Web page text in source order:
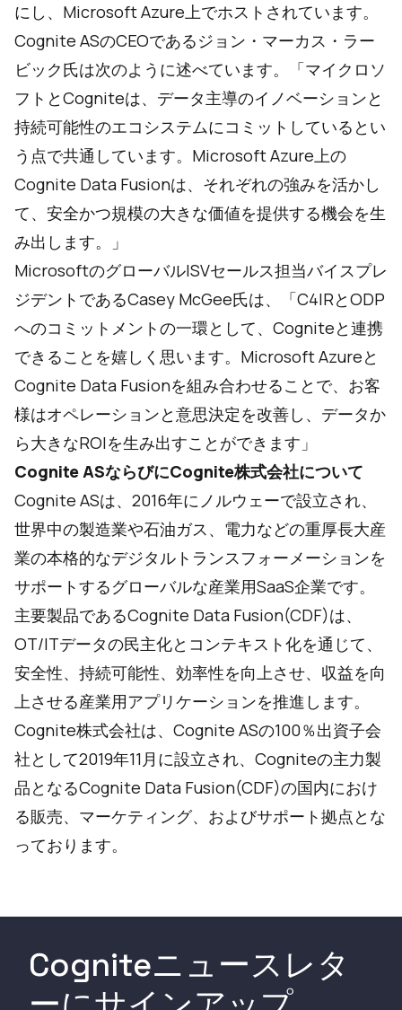
にし、Microsoft Azure上でホストされています。
Cognite ASのCEOであるジョン・マーカス・ラー
ビック氏は次のように述べています。「マイクロソ
フトとCogniteは、データ主導のイノベーションと
持続可能性のエコシステムにコミットしているとい
う点で共通しています。Microsoft Azure上の
Cognite Data Fusionは、それぞれの強みを活かし
て、安全かつ規模の大きな価値を提供する機会を生
み出します。」
MicrosoftのグローバルISVセールス担当バイスプレ
ジデントであるCasey McGee氏は、「C4IRとODP
へのコミットメントの一環として、Cogniteと連携
できることを嬉しく思います。Microsoft Azureと
Cognite Data Fusionを組み合わせることで、お客
様はオペレーションと意思決定を改善し、データか
ら大きなROIを生み出すことができます」
Cognite ASならびにCognite株式会社について
Cognite ASは、2016年にノルウェーで設立され、
世界中の製造業や石油ガス、電力などの重厚長大産
業の本格的なデジタルトランスフォーメーションを
サポートするグローバルな産業用SaaS企業です。
主要製品であるCognite Data Fusion(CDF)は、
OT/ITデータの民主化とコンテキスト化を通じて、
安全性、持続可能性、効率性を向上させ、収益を向
上させる産業用アプリケーションを推進します。
Cognite株式会社は、Cognite ASの100％出資子会
社として2019年11月に設立され、Cogniteの主力製
品となるCognite Data Fusion(CDF)の国内におけ
る販売、マーケティング、およびサポート拠点とな
っております。
Cogniteニュースレタ